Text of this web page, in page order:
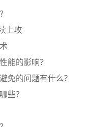
上攻
能的影响？
免的问题有什么？
些？